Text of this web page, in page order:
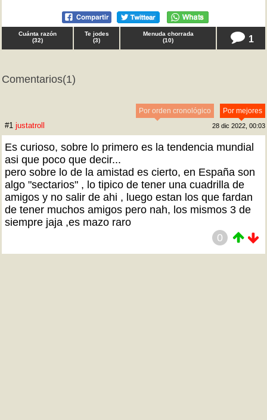
Cuánta razón
(32)
Te jodes
(3)
Menuda chorrada
(10) 1
Comentarios(1)
Por mejores
Por orden cronológico
#1 justatroll 28 dic 2022, 00:03
Es curioso, sobre lo primero es la tendencia mundial
asi que poco que decir...
pero sobre lo de la amistad es cierto, en España son
algo "sectarios" , lo tipico de tener una cuadrilla de
amigos y no salir de ahi , luego estan los que fardan
de tener muchos amigos pero nah, los mismos 3 de
siempre jaja ,es mazo raro
0